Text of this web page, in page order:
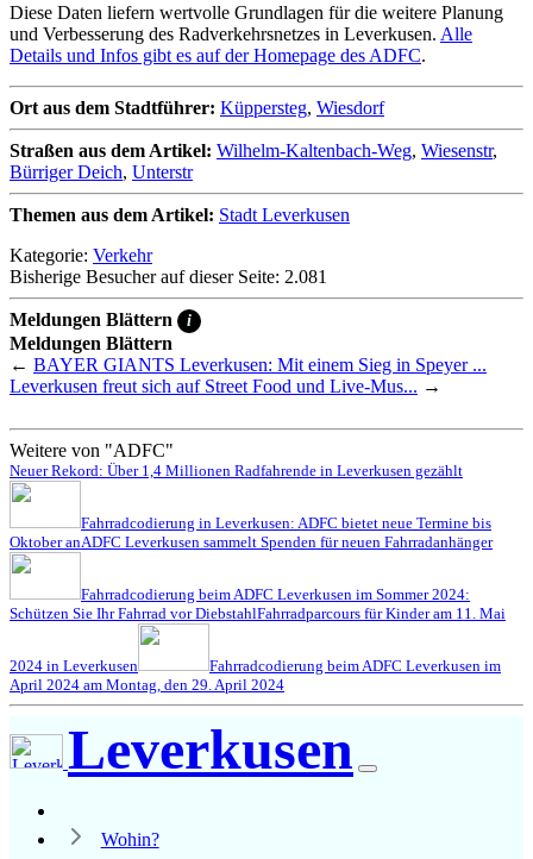
Diese Daten liefern wertvolle Grundlagen für die weitere Planung
und Verbesserung des Radverkehrsnetzes in Leverkusen. Alle
Details und Infos gibt es auf der Homepage des ADFC.
Ort aus dem Stadtführer: Küppersteg, Wiesdorf
Straßen aus dem Artikel: Wilhelm-Kaltenbach-Weg, Wiesenstr,
Bürriger Deich, Unterstr
Themen aus dem Artikel: Stadt Leverkusen
Kategorie: Verkehr
Bisherige Besucher auf dieser Seite: 2.081
Meldungen Blättern i
Meldungen Blättern
← BAYER GIANTS Leverkusen: Mit einem Sieg in Speyer ...
Leverkusen freut sich auf Street Food und Live-Mus... →
Weitere von "ADFC"
Neuer Rekord: Über 1,4 Millionen Radfahrende in Leverkusen gezählt
Fahrradcodierung in Leverkusen: ADFC bietet neue Termine bis
Oktober anADFC Leverkusen sammelt Spenden für neuen Fahrradanhänger
Fahrradcodierung beim ADFC Leverkusen im Sommer 2024:
Schützen Sie Ihr Fahrrad vor DiebstahlFahrradparcours für Kinder am 11. Mai
2024 in Leverkusen
Fahrradcodierung beim ADFC Leverkusen im
April 2024 am Montag, den 29. April 2024
Leverkusen
Wohin?